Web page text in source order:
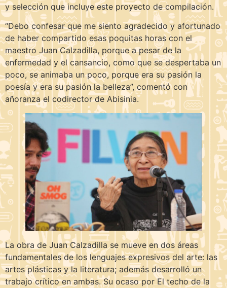
y selección que incluye este proyecto de compilación.
“Debo confesar que me siento agradecido y afortunado
de haber compartido esas poquitas horas con el
maestro Juan Calzadilla, porque a pesar de la
enfermedad y el cansancio, como que se despertaba un
poco, se animaba un poco, porque era su pasión la
poesía y era su pasión la belleza”, comentó con
añoranza el codirector de Abisinia.
La obra de Juan Calzadilla se mueve en dos áreas
fundamentales de los lenguajes expresivos del arte: las
artes plásticas y la literatura; además desarrolló un
trabajo crítico en ambas. Su ocaso por El techo de la